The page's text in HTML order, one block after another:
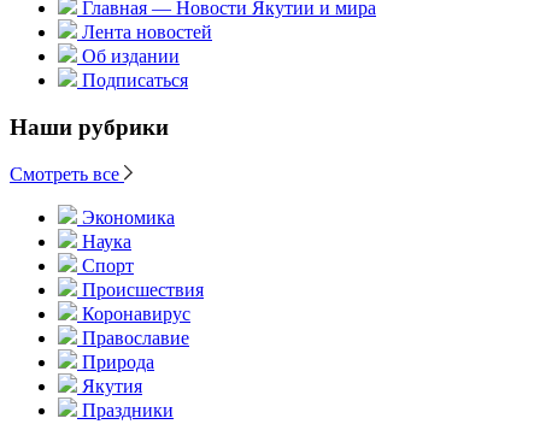
Главная — Новости Якутии и мира
Лента новостей
Об издании
Подписаться
Наши рубрики
Смотреть все
Экономика
Наука
Спорт
Происшествия
Коронавирус
Православие
Природа
Якутия
Праздники